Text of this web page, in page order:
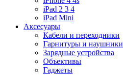
iPad 2 3 4
iPad Mini
Аксесуары
Кабели и переходники
Гарнитуры и наушники
Зарядные устройства
Объективы
Гаджеты